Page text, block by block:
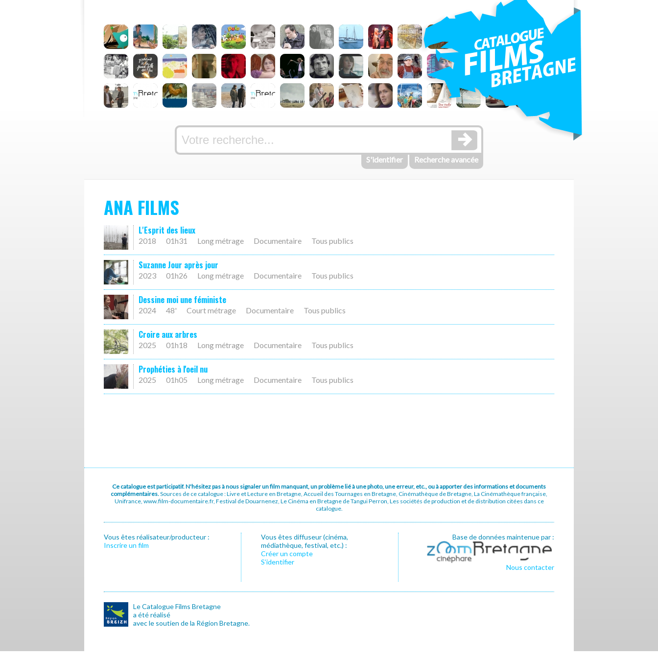
S'identifier Recherche avancée
ANA FILMS
L'Esprit des lieux
2018 01h31 Long métrage Documentaire Tous publics
Suzanne Jour après jour
2023 01h26 Long métrage Documentaire Tous publics
Dessine moi une féministe
2024 48' Court métrage Documentaire Tous publics
Croire aux arbres
2025 01h18 Long métrage Documentaire Tous publics
Prophéties à l'oeil nu
2025 01h05 Long métrage Documentaire Tous publics
Ce catalogue est participatif. N'hésitez pas à nous signaler un film manquant, un problème lié à une photo, une erreur, etc., ou à apporter des informations et documents
complémentaires.Sources de ce catalogue : Livre et Lecture en Bretagne, Accueil des Tournages en Bretagne, Cinémathèque de Bretagne, La Cinémathèque française,
Unifrance, www.film-documentaire.fr, Festival de Douarnenez, Le Cinéma en Bretagne de Tangui Perron, Les sociétés de production et de distribution citées dans ce
catalogue.
Vous êtes réalisateur/producteur :
Inscrire un film
Vous êtes diffuseur (cinéma,
médiathèque, festival, etc.) :
Créer un compte
S’identifier
Base de données maintenue par :
Nous contacter
Le Catalogue Films Bretagne
a été réalisé
avec le soutien de la Région Bretagne.